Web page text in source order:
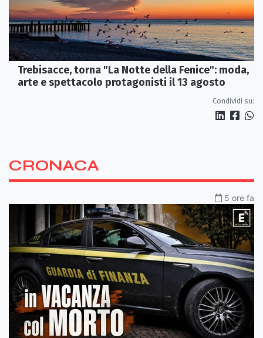
Trebisacce, torna "La Notte della Fenice": moda,
arte e spettacolo protagonisti il 13 agosto
Condividi su:
CRONACA
5 ore fa